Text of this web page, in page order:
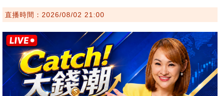
直播時間：2026/08/02 21:00